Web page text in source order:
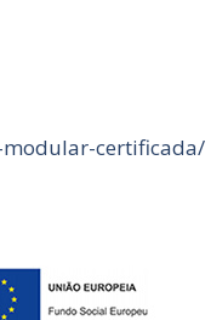
certificada/